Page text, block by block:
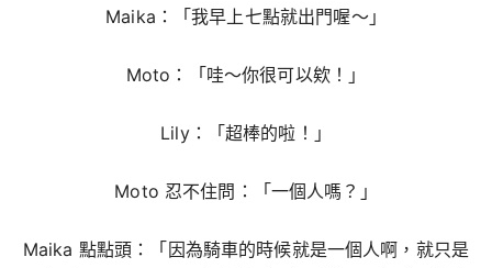
Maika：「我早上七點就出門喔～」
Moto：「哇～你很可以欸！」
Lily：「超棒的啦！」
Moto 忍不住問：「一個人嗎？」
Maika 點點頭：「因為騎車的時候就是一個人啊，就只是